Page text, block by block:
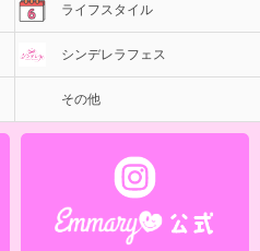
ライフスタイル
シンデレラフェス
その他